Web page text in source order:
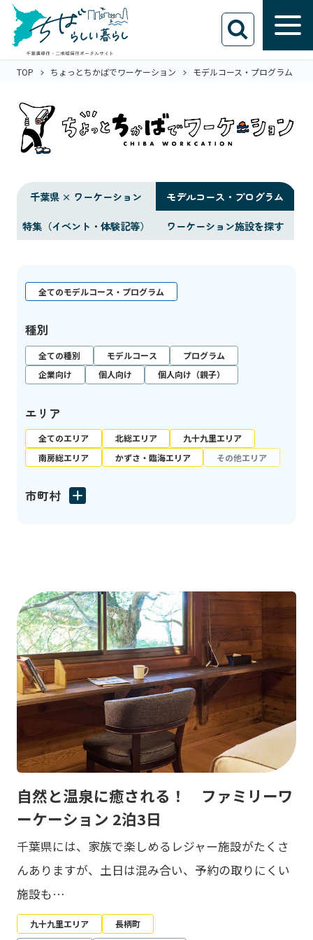
TOP ちょっとちかばでワーケーション モデルコース・プログラム
千葉県 × ワーケーション
モデルコース・プログラム
特集（イベント・体験記等）
ワーケーション施設を探す
全てのモデルコース・プログラム
種別
全ての種別 モデルコース
プログラム
企業向け
個人向け 個人向け（親子）
エリア
全てのエリア 北総エリア
九十九里エリア
南房総エリア
かずさ・臨海エリア その他エリア
市町村
自然と温泉に癒される！ ファミリーワ
ーケーション 2泊3日
千葉県には、家族で楽しめるレジャー施設がたくさ
んありますが、土日は混み合い、予約の取りにくい
施設も…
九十九里エリア
長柄町